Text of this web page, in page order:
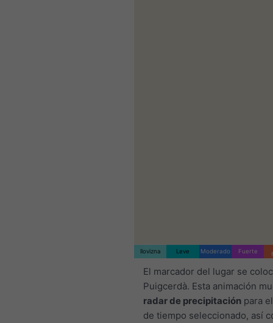
llovizna Leve Moderado Fuerte
El marcador del lugar se
Puigcerdà. Esta animación
radar de precipitación para
de tiempo seleccionado, así